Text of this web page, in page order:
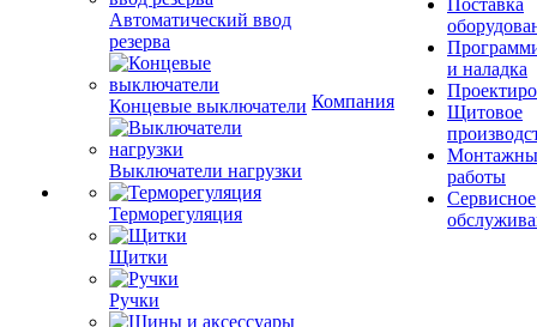
Автоматический ввод
резерва
Концевые выключатели
Выключатели нагрузки
Терморегуляция
Щитки
Ручки
Компания
Поставка
и наладка
Щитовое
работы
Сервисное